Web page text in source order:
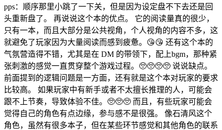
pps：顺序那里小跳了一下关，但是因为设定盘不下去还是回
头重新盘了。 再说说这个本的优点。 它的阅读量真的很少，
只有一本，而且大部分是公共视角，个人视角的内容不多，这
就避免了玩家因为大量阅读而感到疲惫。😘😘 还有这个本的
气氛营造得不错，尤其是在 DM 的带领下，配上bgm，那种紧
张刺激的感觉一直贯穿整个游戏过程。🥺🥺🥺🥺 说说缺点。
前面提到的逻辑问题是一方面，还有就是这个本对玩家的要求
比较高。 如果玩家中有新手或者不太擅长推理的人，可能会
跟不上节奏，导致体验不佳。🥺🥺🥺 而且，有些玩家可能会
觉得自己的角色有点边缘，参与感不是很强。 像石清风这个
角色，虽然有很多本子，但在某些环节感觉和其他角色的联系